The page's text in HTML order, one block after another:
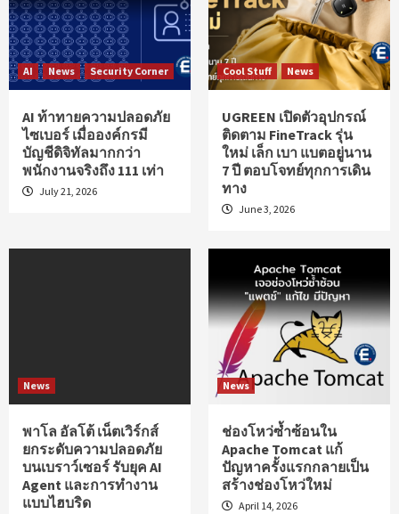
AI News Security Corner
AI ท้าทายความปลอดภัย
ไซเบอร์ เมื่อองค์กรมี
บัญชีดิจิทัลมากกว่า
พนักงานจริงถึง 111 เท่า
July 21, 2026
Cool Stuff News
UGREEN เปิดตัวอุปกรณ์
ติดตาม FineTrack รุ่น
ใหม่ เล็ก เบา แบตอยู่นาน
7 ปี ตอบโจทย์ทุกการเดิน
ทาง
June 3, 2026
News
พาโล อัลโต้ เน็ตเวิร์กส์
ยกระดับความปลอดภัย
บนเบราว์เซอร์ รับยุค AI
Agent และการทำงาน
แบบไฮบริด
News
ช่องโหว่ซ้ำซ้อนใน
Apache Tomcat แก้
ปัญหาครั้งแรกกลายเป็น
สร้างช่องโหว่ใหม่
April 14, 2026